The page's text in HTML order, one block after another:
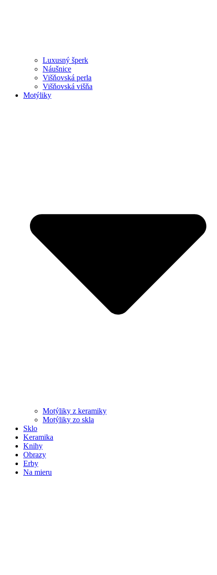
Luxusný šperk
Náušnice
Višňovská perla
Višňovská višňa
Motýliky
Motýliky z keramiky
Motýliky zo skla
Sklo
Keramika
Knihy
Obrazy
Erby
Na mieru